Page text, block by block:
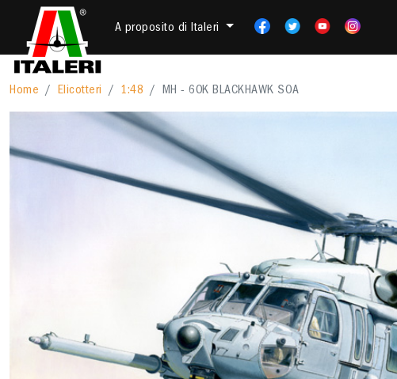
A proposito di Italeri
Home Elicotteri 1:48 MH - 60K BLACKHAWK SOA